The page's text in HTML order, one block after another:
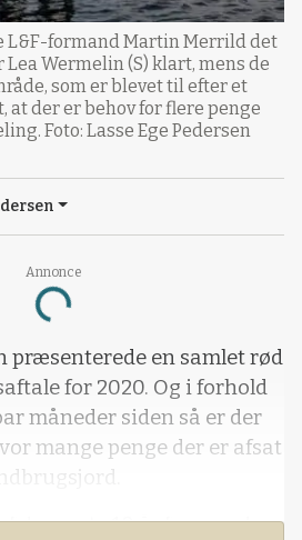
Annonce
Loading...
L&F-formand Martin Merrild det
Wermelin (S) klart, mens de
som er blevet til efter et
der er behov for flere penge
Foto: Lasse Ege Pedersen
præsenterede en samlet rød
for 2020. Og i forhold
måneder siden så er der
mange penge der er afsat
de næste 10 år frem er der